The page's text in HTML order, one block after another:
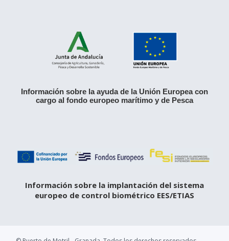
Información sobre la ayuda de la Unión Europea con
cargo al fondo europeo marítimo y de Pesca
Información sobre la implantación del sistema
europeo de control biométrico EES/ETIAS